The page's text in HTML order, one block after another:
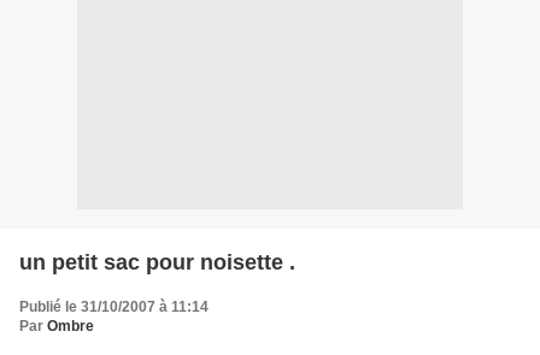
un petit sac pour noisette .
Publié le 31/10/2007 à 11:14
Par Ombre